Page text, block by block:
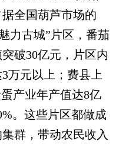
全国葫芦市场的
力古城”片区，番茄
破30亿元，片区内
万元以上；费县上
产业年产值达8亿
。这些片区都做成
群，带动农民收入